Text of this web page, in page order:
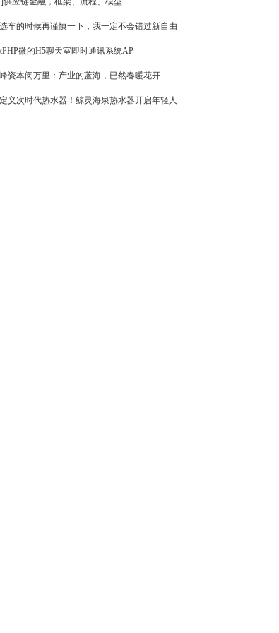
车的时候再谨慎一下，我一定不会错过新自由
微的H5聊天室即时通讯系统AP
资本闵万里：产业的蓝海，已然春暖花开
义次时代热水器！鲸灵海泉热水器开启年轻人